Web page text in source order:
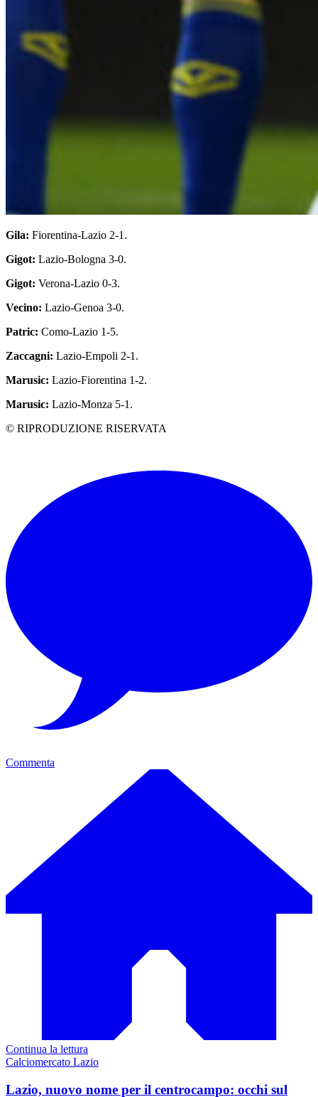
Gila: Fiorentina-Lazio 2-1.
Gigot: Lazio-Bologna 3-0.
Gigot: Verona-Lazio 0-3.
Vecino: Lazio-Genoa 3-0.
Patric: Como-Lazio 1-5.
Zaccagni: Lazio-Empoli 2-1.
Marusic: Lazio-Fiorentina 1-2.
Marusic: Lazio-Monza 5-1.
© RIPRODUZIONE RISERVATA
Commenta
Continua la lettura
Calciomercato Lazio
Lazio, nuovo nome per il centrocampo: occhi sul